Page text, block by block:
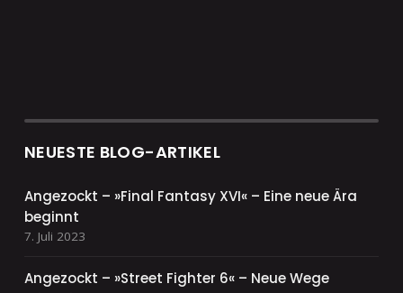
NEUESTE BLOG-ARTIKEL
Angezockt – »Final Fantasy XVI« – Eine neue Ära
beginnt
7. Juli 2023
Angezockt – »Street Fighter 6« – Neue Wege